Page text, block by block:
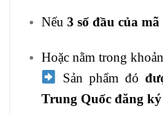
Nếu 3 số đầu của
Hoặc nằm trong
Sản phẩm đó
Trung Quốc đăng